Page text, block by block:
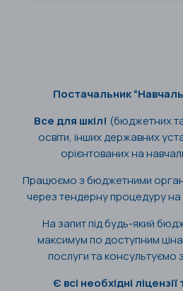
Постачальник
Все для шкіл! (бюджетних
освіти, інших державних
орієнтованих на
Працюємо з бюджетними
через тендерну процедуру
На запит під будь-який
максимум по доступним
послуги та консультуємо з
Є всі необхідні